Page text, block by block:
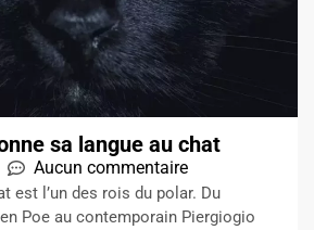
sa langue au chat
Aucun commentaire
est l’un des rois du polar. Du
Poe au contemporain Piergiogio